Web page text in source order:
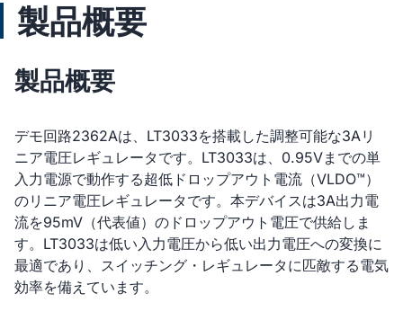
製品概要
製品概要
デモ回路2362Aは、LT3033を搭載した調整可能な3Aリ
ニア電圧レギュレータです。LT3033は、0.95Vまでの単
入力電源で動作する超低ドロップアウト電流（VLDO™）
のリニア電圧レギュレータです。本デバイスは3A出力電
流を95mV（代表値）のドロップアウト電圧で供給しま
す。LT3033は低い入力電圧から低い出力電圧への変換に
最適であり、スイッチング・レギュレータに匹敵する電気
効率を備えています。